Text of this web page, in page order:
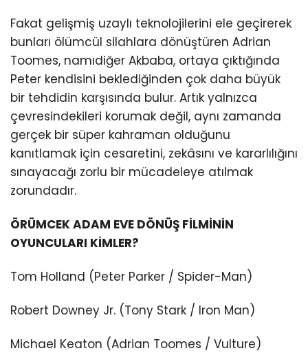
Fakat gelişmiş uzaylı teknolojilerini ele geçirerek
bunları ölümcül silahlara dönüştüren Adrian
Toomes, namıdiğer Akbaba, ortaya çıktığında
Peter kendisini beklediğinden çok daha büyük
bir tehdidin karşısında bulur. Artık yalnızca
çevresindekileri korumak değil, aynı zamanda
gerçek bir süper kahraman olduğunu
kanıtlamak için cesaretini, zekâsını ve kararlılığını
sınayacağı zorlu bir mücadeleye atılmak
zorundadır.
ÖRÜMCEK ADAM EVE DÖNÜŞ FİLMİNİN
OYUNCULARI KİMLER?
Tom Holland (Peter Parker / Spider-Man)
Robert Downey Jr. (Tony Stark / Iron Man)
Michael Keaton (Adrian Toomes / Vulture)